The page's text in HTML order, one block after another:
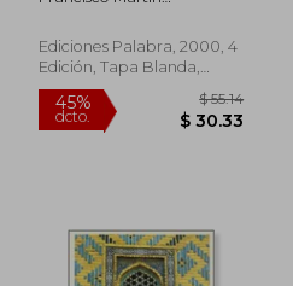
Martín De La Hoz
Ediciones Palabra, 2000, 4
Edición, Tapa Blanda,
Nuevo